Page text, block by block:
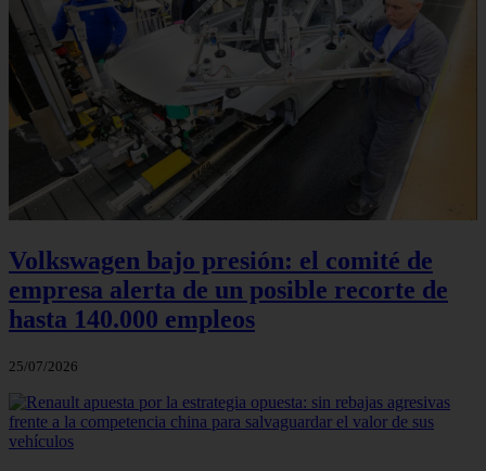
Volkswagen bajo presión: el comité de
empresa alerta de un posible recorte de
hasta 140.000 empleos
25/07/2026